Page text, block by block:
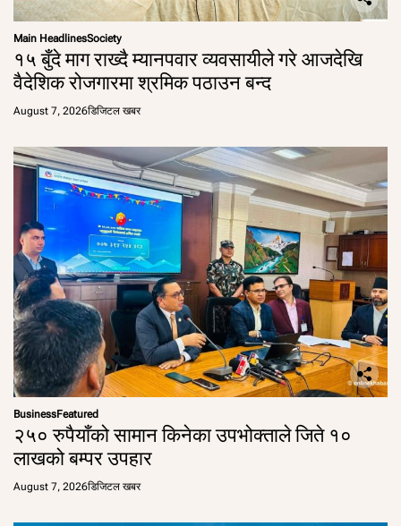
Main HeadlinesSociety
१५ बुँदे माग राख्दै म्यानपवार व्यवसायीले गरे आजदेखि
वैदेशिक रोजगारमा श्रमिक पठाउन बन्द
August 7, 2026डिजिटल खबर
BusinessFeatured
२५० रुपैयाँको सामान किनेका उपभोक्ताले जिते १०
लाखको बम्पर उपहार
August 7, 2026डिजिटल खबर